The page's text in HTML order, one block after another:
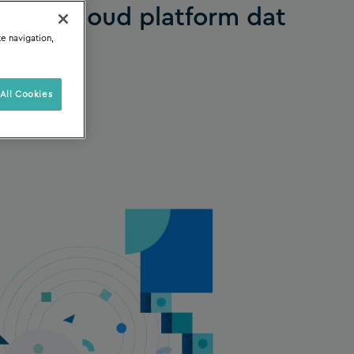
cloud platform dat
navigation,
Cookies